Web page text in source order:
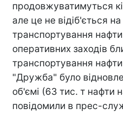
продовжуватимуться
але це не відіб'ється
транспортування
оперативних заходів
транспортування
"Дружба" було
об'ємі (63 тис. т нафти
повідомили в прес-